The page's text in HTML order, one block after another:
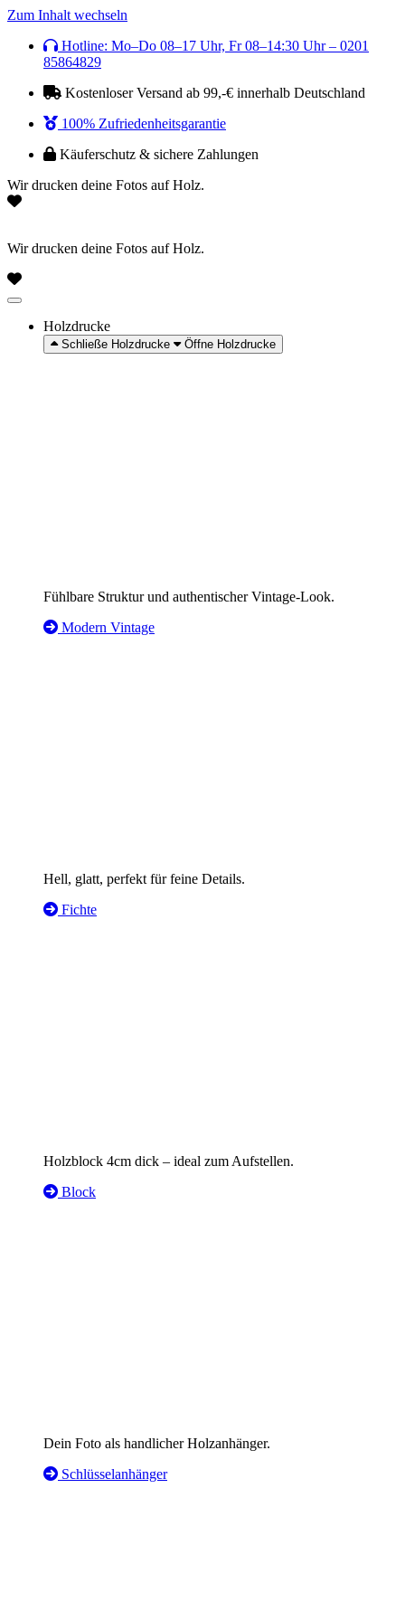
Zum Inhalt wechseln
Hotline: Mo–Do 08–17 Uhr, Fr 08–14:30 Uhr – 0201
85864829
Kostenloser Versand ab 99,-€ innerhalb Deutschland
100% Zufriedenheitsgarantie
Käuferschutz & sichere Zahlungen
Wir drucken deine Fotos auf Holz.
Wir drucken deine Fotos auf Holz.
Holzdrucke
Schließe Holzdrucke Öffne Holzdrucke
Fühlbare Struktur und authentischer Vintage-Look.
Modern Vintage
Hell, glatt, perfekt für feine Details.
Fichte
Holzblock 4cm dick – ideal zum Aufstellen.
Block
Dein Foto als handlicher Holzanhänger.
Schlüsselanhänger